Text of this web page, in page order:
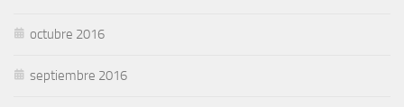
octubre 2016
septiembre 2016